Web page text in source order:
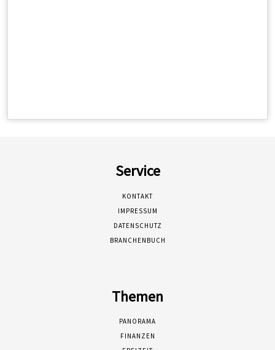
Service
KONTAKT
IMPRESSUM
DATENSCHUTZ
BRANCHENBUCH
Themen
PANORAMA
FINANZEN